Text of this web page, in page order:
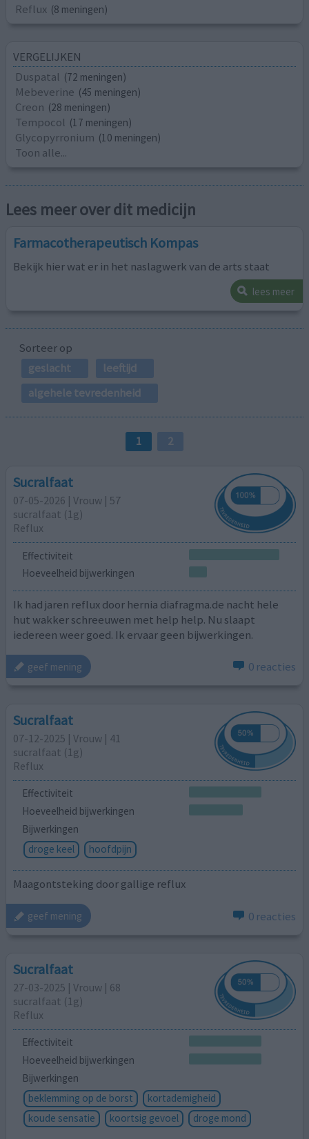
Reflux (8 meningen)
VERGELIJKEN
Duspatal (72 meningen)
Mebeverine (45 meningen)
Creon (28 meningen)
Tempocol (17 meningen)
Glycopyrronium (10 meningen)
Toon alle...
Lees meer over dit medicijn
Farmacotherapeutisch Kompas
Bekijk hier wat er in het naslagwerk van de arts staat
lees meer
Sorteer op
geslacht
leeftijd
algehele tevredenheid
1 2
Sucralfaat
07-05-2026 | Vrouw | 57
sucralfaat (1g)
Reflux
Effectiviteit
Hoeveelheid bijwerkingen
Ik had jaren reflux door hernia diafragma.de nacht hele
hut wakker schreeuwen met help help. Nu slaapt
iedereen weer goed. Ik ervaar geen bijwerkingen.
geef mening 0 reacties
Sucralfaat
07-12-2025 | Vrouw | 41
sucralfaat (1g)
Reflux
Effectiviteit
Hoeveelheid bijwerkingen
Bijwerkingen
droge keel
hoofdpijn
Maagontsteking door gallige reflux
geef mening 0 reacties
Sucralfaat
27-03-2025 | Vrouw | 68
sucralfaat (1g)
Reflux
Effectiviteit
Hoeveelheid bijwerkingen
Bijwerkingen
beklemming op de borst
kortademigheid
koude sensatie
koortsig gevoel droge mond